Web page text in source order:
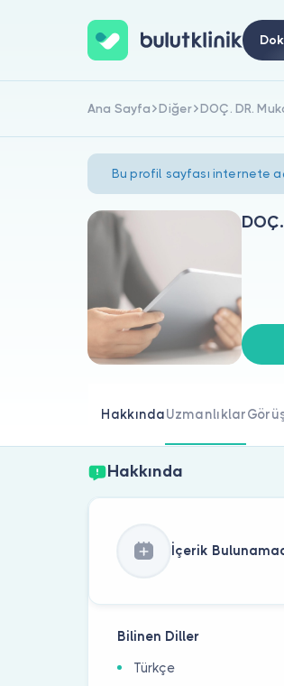
Ana Sayfa Diğer DOÇ. DR.
Bu profil sayfası internete
HakkındaUzmanlıklar
Hakkında
İçerik
Bilinen Diller
Türkçe